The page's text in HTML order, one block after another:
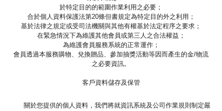
於特定目的的範圍作業利用之必要；
合於個人資料保護法第20條但書規定為特定目的外之利用；
基於法律之規定或受司法機關與其他有權基於法定程序之要求；
在緊急情況下為維護其他會員或第三人之合法權益；
為維護會員服務系統的正常運作；
會員透過本服務購物、兌換贈品、參加抽獎活動等因而產生的金/物流
之必要資訊。
客戶資料儲存及保管
關於您提供的個人資料，我們將就資訊系統及公司作業規則制定嚴